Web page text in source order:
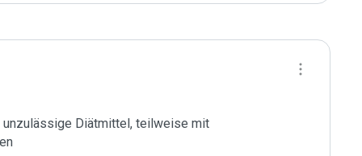
Diätmittel, teilweise mit